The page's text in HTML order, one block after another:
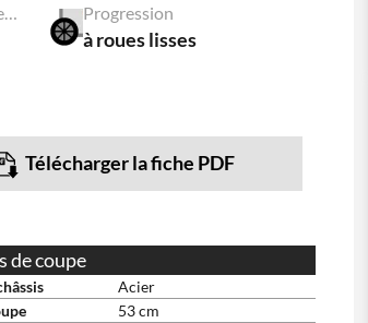
Accessoire carter tondeuse débroussailleuse Progression
à roues lisses
Télécharger la fiche PDF
de coupe
Acier
53 cm